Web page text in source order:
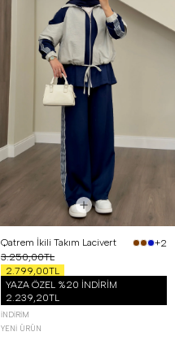
Qatrem İkili Takım Lacivert
+2
3.250,00TL
2.799,00TL
YAZA ÖZEL %20 İNDİRİM
2.239,20TL
İNDIRIM
YENI ÜRÜN